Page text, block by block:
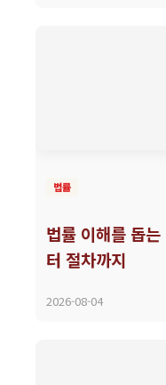
법률
법률 이해를 돕
터 절차까지
2026-08-04